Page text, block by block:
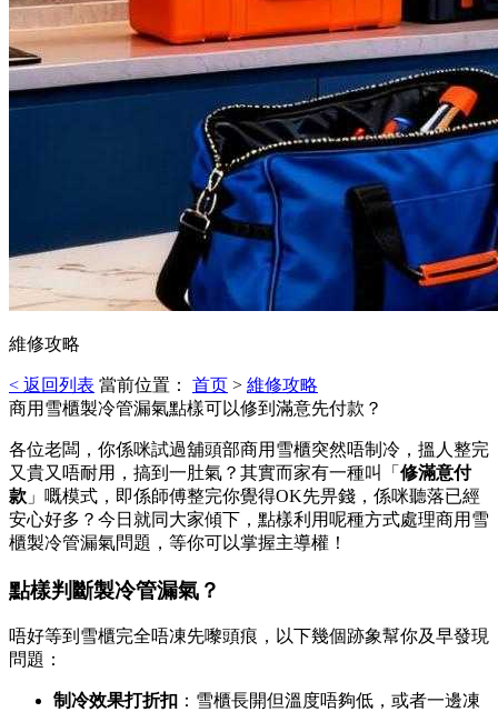
維修攻略
< 返回列表 當前位置： 首页 > 維修攻略
商用雪櫃製冷管漏氣點樣可以修到滿意先付款？
各位老闆，你係咪試過舖頭部商用雪櫃突然唔制冷，搵人整完
又貴又唔耐用，搞到一肚氣？其實而家有一種叫「 修滿意付
款 」嘅模式，即係師傅整完你覺得OK先畀錢，係咪聽落已經
安心好多？今日就同大家傾下，點樣利用呢種方式處理商用雪
櫃製冷管漏氣問題，等你可以掌握主導權！
點樣判斷製冷管漏氣？
唔好等到雪櫃完全唔凍先嚟頭痕，以下幾個跡象幫你及早發現
問題：
制冷效果打折扣 ：雪櫃長開但溫度唔夠低，或者一邊凍